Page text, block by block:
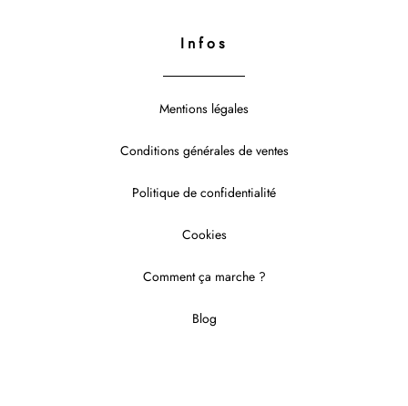
Infos
Mentions légales
Conditions générales de ventes
Politique de confidentialité
Cookies
Comment ça marche ?
Blog